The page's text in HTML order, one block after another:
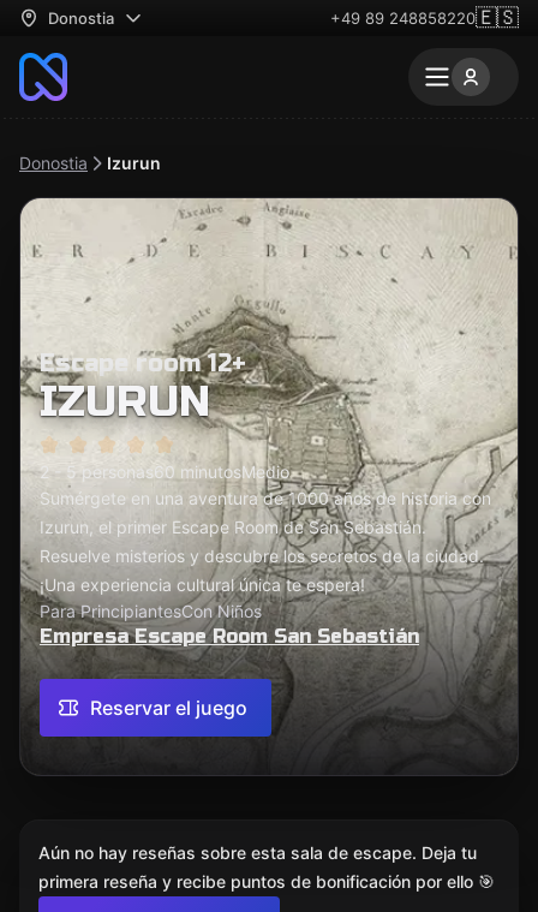
Donostia +49 89 248858220🇪🇸
Donostia Izurun
Escape room 12+
IZURUN
2 - 5 personas60 minutosMedio
Sumérgete en una aventura de 1000 años de historia con
Izurun, el primer Escape Room de San Sebastián.
Resuelve misterios y descubre los secretos de la ciudad.
¡Una experiencia cultural única te espera!
Para PrincipiantesCon Niños
Empresa Escape Room San Sebastián
Reservar el juego
Aún no hay reseñas sobre esta sala de escape. Deja tu
primera reseña y recibe puntos de bonificación por ello 🎯